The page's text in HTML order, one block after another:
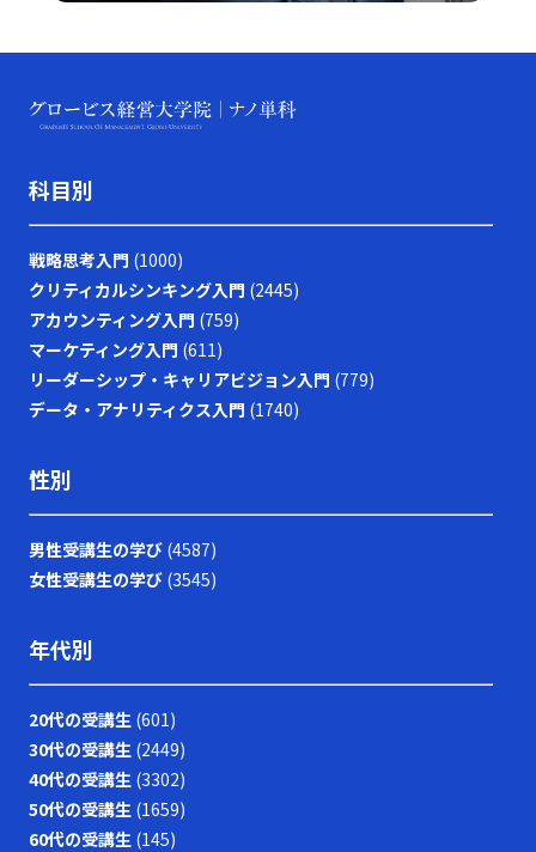
社の独自性を武器にして激戦区を勝ち抜いていることから
との違いを明確にし、適切なタイミングで戦略の見直しと
ンの戦い方においては、単なる生存戦略ではなく、今後も
持続的な成長を実現するための基盤として、企業やビジネ
スパーソン自身が常に学び、挑戦し続ける姿勢が求められ
ます。現代の急激な変革期において、若手ビジネスマンが
自らのキャリアと企業の成長を支えるためにも、戦略的思
考と柔軟な対応力を身につけ、レッドオーシャンの荒波を
乗り越えるための確固たる手法を確立することが今後の成
科目別
戦略思考入門 (1000)
クリティカルシンキング入門 (2445)
アカウンティング入門 (759)
マーケティング入門 (611)
リーダーシップ・キャリアビジョン入門 (779)
データ・アナリティクス入門 (1740)
性別
男性受講生の学び (4587)
女性受講生の学び (3545)
年代別
20代の受講生 (601)
30代の受講生 (2449)
40代の受講生 (3302)
50代の受講生 (1659)
60代の受講生 (145)